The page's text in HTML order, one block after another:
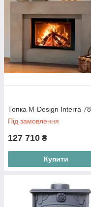
Топка M-Design Interra 78
Під замовлення
127 710 ₴
Купити